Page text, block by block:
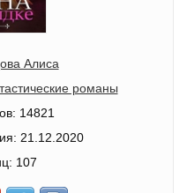
Алиса
романы
14821
21.12.2020
107